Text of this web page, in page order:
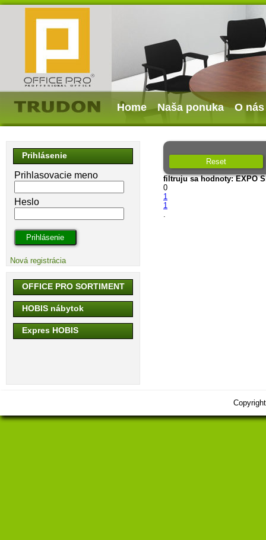
Home Naša ponuka O nás
Reset
filtruju sa hodnoty: EXPO
0
1
1
.
Prihlásenie
Prihlasovacie meno
Heslo
Nová registrácia
OFFICE PRO SORTIMENT
HOBIS nábytok
Expres HOBIS